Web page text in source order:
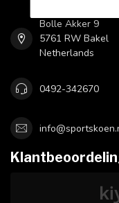
Bolle Akker 9
5761 RW Bakel
Netherlands
0492-342670